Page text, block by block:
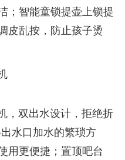
；智能童锁提壶上锁提
皮乱按，防止孩子烫
，双出水设计，拒绝折
水口加水的繁琐方
用更便捷；置顶吧台